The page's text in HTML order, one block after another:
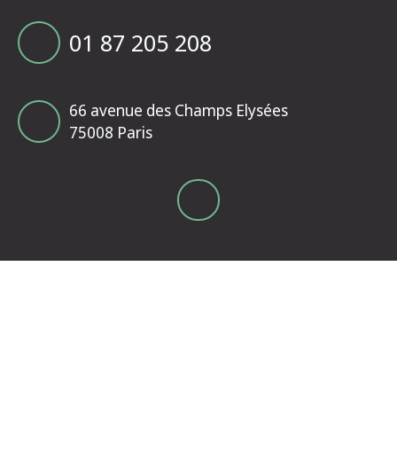
01 87 205 208
66 avenue des Champs Elysées
75008 Paris